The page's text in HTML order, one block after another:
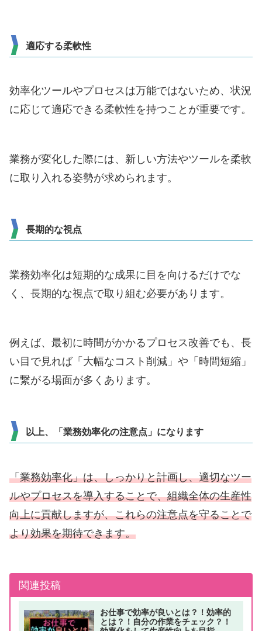
適応する柔軟性
効率化ツールやプロセスは万能ではないため、状況
に応じて適応できる柔軟性を持つことが重要です。
業務が変化した際には、新しい方法やツールを柔軟
に取り入れる姿勢が求められます。
長期的な視点
業務効率化は短期的な成果に目を向けるだけでな
く、長期的な視点で取り組む必要があります。
例えば、最初に時間がかかるプロセス改善でも、長
い目で見れば「大幅なコスト削減」や「時間短縮」
に繋がる場面が多くあります。
以上、「業務効率化の注意点」になります
「業務効率化」は、しっかりと計画し、適切なツー
ルやプロセスを導入することで、組織全体の生産性
向上に貢献しますが、これらの注意点を守ることで
より効果を期待できます。
関連投稿
お仕事で効率が良いとは？！効率的
とは？！自分の作業をチェック？！